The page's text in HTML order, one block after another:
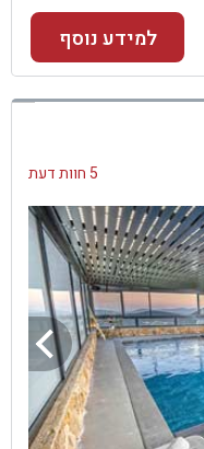
למידע נוסף
5 חוות דעת